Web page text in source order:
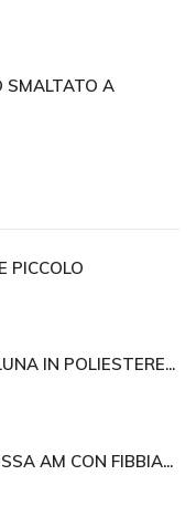
SMALTATO A
PICCOLO
IN POLIESTERE...
AM CON FIBBIA...